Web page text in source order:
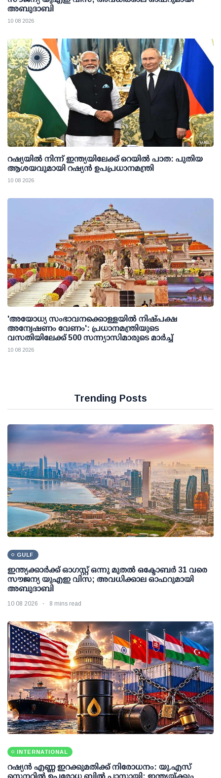
അബുദാബി
10 08 2026
റഷ്യയില്‍ നിന്ന് ഇന്ത്യയിലേക്ക് റെയില്‍ പാത: പുതിയ
ആശയവുമായി റഷ്യന്‍ ഉപപ്രധാനമന്ത്രി
10 08 2026
'അയോധ്യ സംഭാവനക്കൊള്ളയില്‍ നിഷ്പക്ഷ
അന്വേഷണം വേണം': പ്രധാനമന്ത്രിയുടെ
വസതിയിലേക്ക് 500 സന്ന്യാസിമാരുടെ മാര്‍ച്ച്
10 08 2026
Trending Posts
GULF
ഇന്ത്യക്കാര്‍ക്ക് ഓഗസ്റ്റ് ഒന്നു മുതല്‍ ഒക്ടോബര്‍ 31 വരെ
സൗജന്യ യുഎഇ വിസ; അവധിക്കാല ഓഫറുമായി
അബുദാബി
10 08 2026 8 mins read
INTERNATIONAL
റഷ്യന്‍ എണ്ണ ഇറക്കുമതിക്ക് നിരോധനം: യു.എസ്
സെനറ്റില്‍ ഉപരോധ ബില്‍ പാസായി; ഇന്ത്യയ്ക്കും